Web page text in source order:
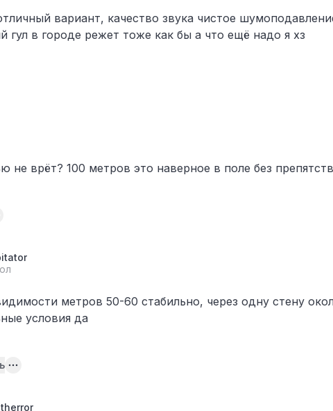
вариант, качество звука чистое
гул в городе режет тоже как бы а что ещё надо я хз
не врёт? 100 метров это наверное в поле без
метров 50-60 стабильно, через одну стену
условия да
therror